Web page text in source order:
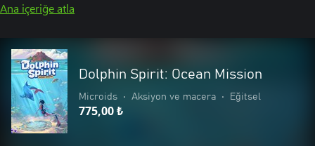
Ana içeriğe atla
Dolphin Spirit: Ocean Mission
Microids • Aksiyon ve macera • Eğitsel
775,00 ₺